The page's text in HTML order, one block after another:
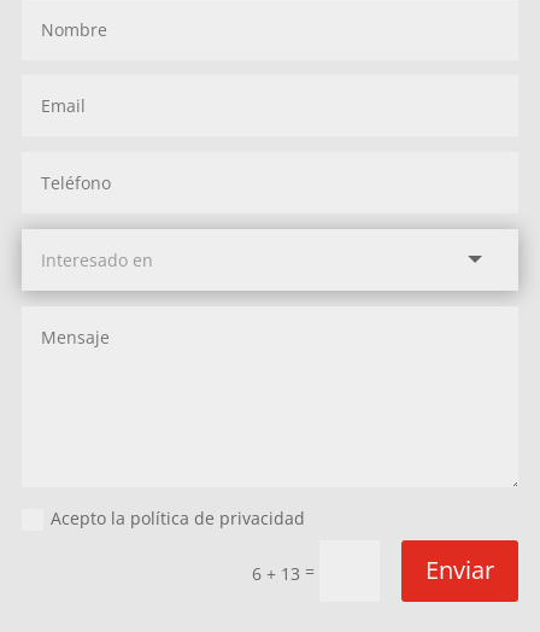
Acepto la política de privacidad
6 + 13 = Enviar